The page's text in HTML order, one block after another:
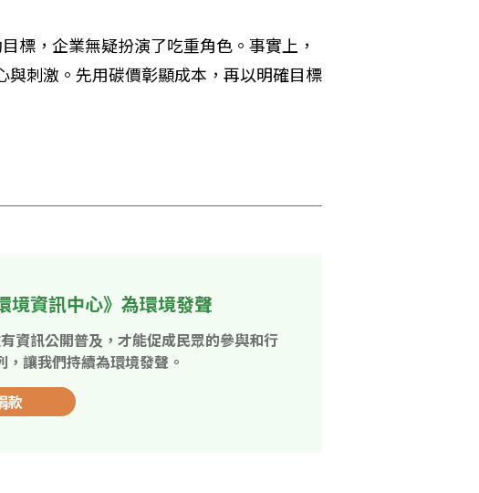
標，企業無疑扮演了吃重角色。事實上，
刺激。先用碳價彰顯成本，再以明確目標
資訊中心》為環境發聲
資訊公開普及，才能促成民眾的參與和行
讓我們持續為環境發聲。
款